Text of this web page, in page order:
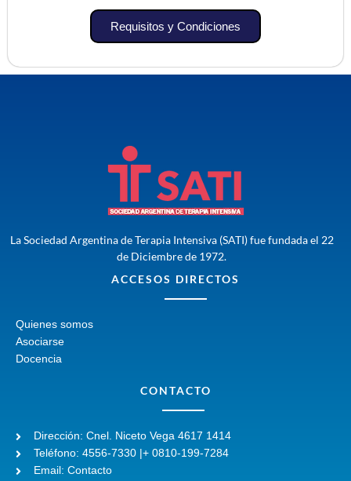
Requisitos y Condiciones
La Sociedad Argentina de Terapia Intensiva (SATI) fue fundada el 22
de Diciembre de 1972.
ACCESOS DIRECTOS
Quienes somos
Asociarse
Docencia
CONTACTO
Dirección: Cnel. Niceto Vega 4617 1414
Teléfono: 4556-7330 |+ 0810-199-7284
Email: Contacto